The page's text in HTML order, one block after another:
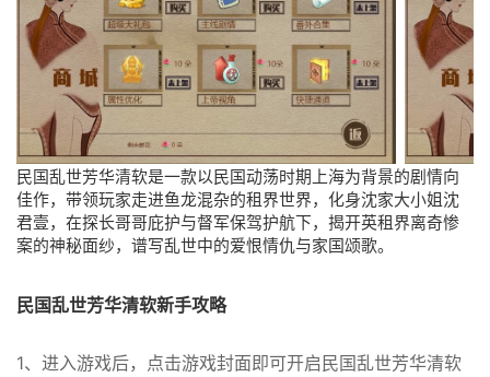
民国乱世芳华清软是一款以民国动荡时期上海为背景的剧情向
佳作，带领玩家走进鱼龙混杂的租界世界，化身沈家大小姐沈
君壹，在探长哥哥庇护与督军保驾护航下，揭开英租界离奇惨
案的神秘面纱，谱写乱世中的爱恨情仇与家国颂歌。
民国乱世芳华清软新手攻略
1、进入游戏后，点击游戏封面即可开启民国乱世芳华清软